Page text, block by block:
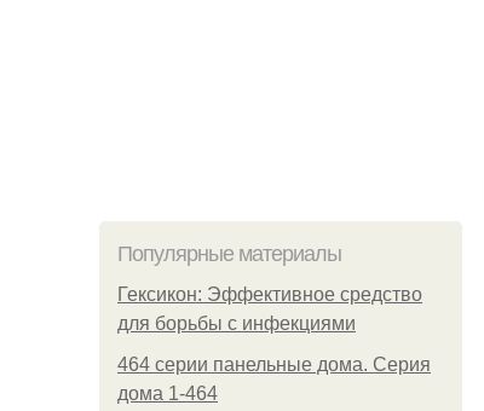
Популярные материалы
Гексикон: Эффективное средство
для борьбы с инфекциями
464 серии панельные дома. Серия
дома 1-464